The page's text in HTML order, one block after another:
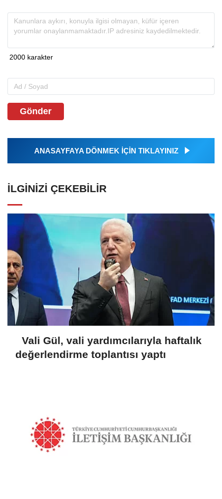
Gönder
ANASAYFAYA DÖNMEK İÇİN TIKLAYINIZ
İLGINIZI ÇEKEBILIR
Vali Gül, vali yardımcılarıyla haftalık
değerlendirme toplantısı yaptı